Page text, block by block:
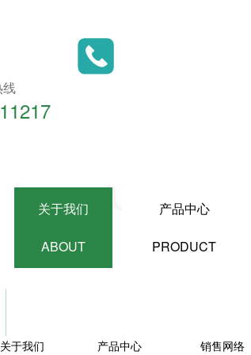
关于我们
ABOUT
产品中心
PRODUCT
关于我们
产品中心
销售网络